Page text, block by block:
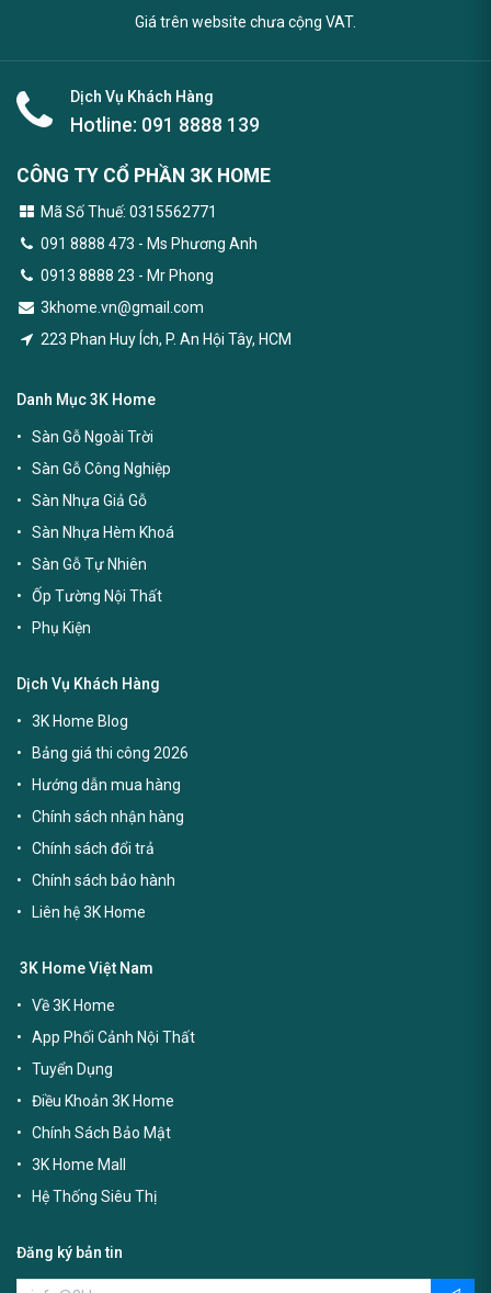
Giá trên website chưa cộng VAT.
Dịch Vụ Khách Hàng
Hotline: 091 8888 139
CÔNG TY CỔ PHẦN 3K HOME
Mã Số Thuế: 0315562771
091 8888 473 - Ms Phương Anh
0913 8888 23 - Mr Phong
3khome.vn@gmail.com
223 Phan Huy Ích, P. An Hội Tây, HCM
Danh Mục 3K Home
Sàn Gỗ Ngoài Trời
Sàn Gỗ Công Nghiệp
Sàn Nhựa Giả Gỗ
Sàn Nhựa Hèm Khoá
Sàn Gỗ Tự Nhiên
Ốp Tường Nội Thất
Phụ Kiện
Dịch Vụ Khách Hàng
3K Home Blog
Bảng giá thi công 2026
Hướng dẫn mua hàng
Chính sách nhận hàng
Chính sách đổi trả
Chính sách bảo hành
Liên hệ 3K Home
3K Home Việt Nam
Về 3K Home
App Phối Cảnh Nội Thất
Tuyển Dụng
Điều Khoản 3K Home
Chính Sách Bảo Mật
3K Home Mall
Hệ Thống Siêu Thị
Đăng ký bản tin